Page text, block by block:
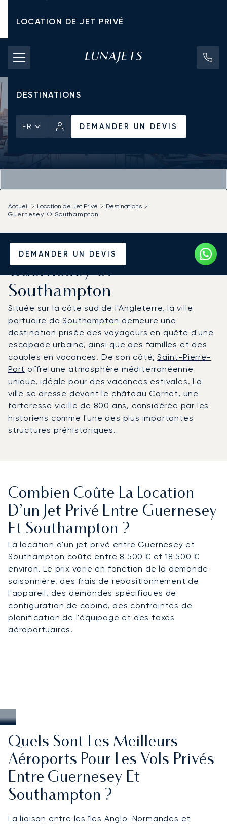
LOCATION DE JET PRIVÉ
TARIFS D'AFFRÈTEMENT
JETS PRIVÉS
DESTINATIONS
FR DEMANDER UN DEVIS
DEMANDER UN DEVIS
Accueil Location de Jet Privé
Destinations
Guernesey ↔ Southampton
Louer un Jet Privé entre
Guernesey et
Southampton
Située sur la côte sud de l'Angleterre, la ville
portuaire deSouthampton demeure une
destination prisée des voyageurs en quête d'une
escapade urbaine, ainsi que des familles et des
couples en vacances. De son côté,Saint-Pierre-
Port offre une atmosphère méditerranéenne
unique, idéale pour des vacances estivales. La
ville se dresse devant le château Cornet, une
forteresse vieille de 800 ans, considérée par les
historiens comme l'une des plus importantes
structures préhistoriques.
Combien Coûte La Location
D’un Jet Privé Entre Guernesey
Et Southampton ?
La location d'un jet privé entre Guernesey et
Southampton coûte entre 8 500 € et 18 500 €
environ. Le prix varie en fonction de la demande
saisonnière, des frais de repositionnement de
l'appareil, des demandes spécifiques de
configuration de cabine, des contraintes de
planification de l'équipage et des taxes
aéroportuaires.
Quels Sont Les Meilleurs
Aéroports Pour Les Vols Privés
Entre Guernesey Et
Southampton ?
La liaison entre les îles Anglo-Normandes et